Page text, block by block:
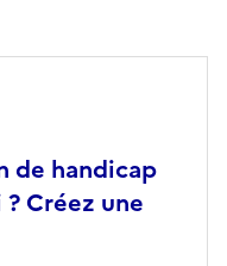
de handicap
Créez une